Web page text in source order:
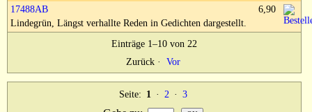
17488AB
Lindegrün, Längst verhallte Reden in Gedichten dargestellt.
6,90
Einträge 1–10 von 22
Zurück· Vor
Seite: 1 · 2 · 3